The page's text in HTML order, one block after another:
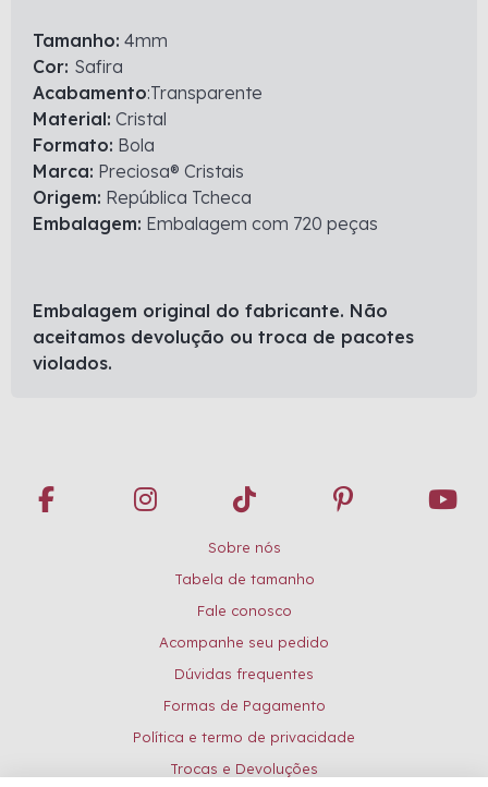
Tamanho: 4mm
Cor: Safira
Acabamento:Transparente
Material: Cristal
Formato: Bola
Marca: Preciosa® Cristais
Origem: República Tcheca
Embalagem: Embalagem com 720 peças
Embalagem original do fabricante. Não
aceitamos devolução ou troca de pacotes
violados.
Sobre nós
Tabela de tamanho
Fale conosco
Acompanhe seu pedido
Dúvidas frequentes
Formas de Pagamento
Política e termo de privacidade
Trocas e Devoluções